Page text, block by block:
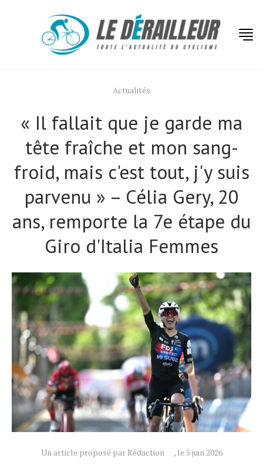
Actualités
« Il fallait que je garde ma
tête fraîche et mon sang-
froid, mais c'est tout, j'y suis
parvenu » – Célia Gery, 20
ans, remporte la 7e étape du
Giro d'Italia Femmes
Un article proposé par Rédaction , le 5 juin 2026
Tests de produits
Conseils
Tendances
Tous nos articles
À propos